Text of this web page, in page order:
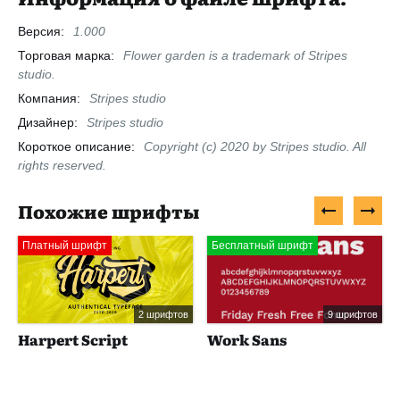
Версия:
1.000
Торговая марка:
Flower garden is a trademark of Stripes
studio.
Компания:
Stripes studio
Дизайнер:
Stripes studio
Короткое описание:
Copyright (c) 2020 by Stripes studio. All
rights reserved.
Похожие шрифты
Платный шрифт
2 шрифтов
Harpert Script
Бесплатный шрифт
9 шрифтов
Work Sans